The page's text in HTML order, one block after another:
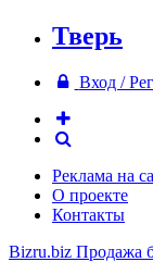
Тверь
Вход /
Реклама на
О проекте
Контакты
Bizru.biz Продажа